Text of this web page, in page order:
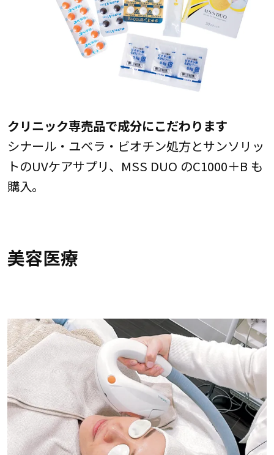
クリニック専売品で成分にこだわります
シナール・ユベラ・ビオチン処方とサンソリッ
トのUVケアサプリ、MSS DUO のC1000＋B も
購入。
美容医療